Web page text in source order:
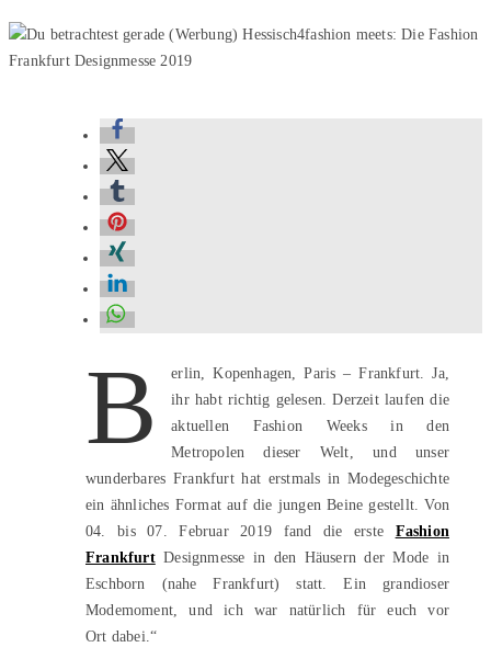
B
erlin, Kopenhagen, Paris – Frankfurt. Ja,
ihr habt richtig gelesen. Derzeit laufen die
aktuellen Fashion Weeks in den
Metropolen dieser Welt, und unser
wunderbares Frankfurt hat erstmals in Modegeschichte
ein ähnliches Format auf die jungen Beine gestellt. Von
04. bis 07. Februar 2019 fand die erste Fashion
FrankfurtDesignmesse in den Häusern der Mode in
Eschborn (nahe Frankfurt) statt. Ein grandioser
Modemoment, und ich war natürlich für euch vor
Ort dabei.“